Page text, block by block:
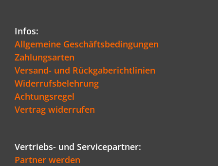
Infos:
Allgemeine Geschäftsbedingungen
Zahlungsarten
Versand- und Rückgaberichtlinien
Widerrufsbelehrung
Achtungsregel
Vertrag widerrufen
Vertriebs- und Servicepartner:
Partner werden